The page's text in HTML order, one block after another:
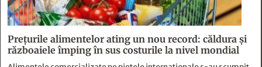
Prețurile alimentelor ating un nou record: căldura și
războaiele împing în sus costurile la nivel mondial